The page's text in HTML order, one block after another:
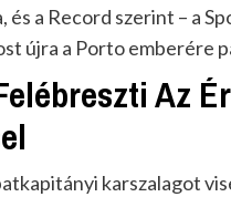
a Record szerint – a
újra a Porto emberére
Az
karszalagot